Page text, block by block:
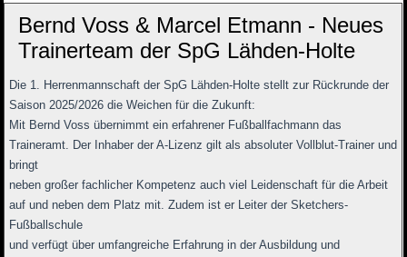
Bernd Voss & Marcel Etmann - Neues
Trainerteam der SpG Lähden-Holte
Die 1. Herrenmannschaft der SpG Lähden-Holte stellt zur Rückrunde der
Saison 2025/2026 die Weichen für die Zukunft:
Mit Bernd Voss übernimmt ein erfahrener Fußballfachmann das
Traineramt. Der Inhaber der A-Lizenz gilt als absoluter Vollblut-Trainer und
bringt
neben großer fachlicher Kompetenz auch viel Leidenschaft für die Arbeit
auf und neben dem Platz mit. Zudem ist er Leiter der Sketchers-
Fußballschule
und verfügt über umfangreiche Erfahrung in der Ausbildung und